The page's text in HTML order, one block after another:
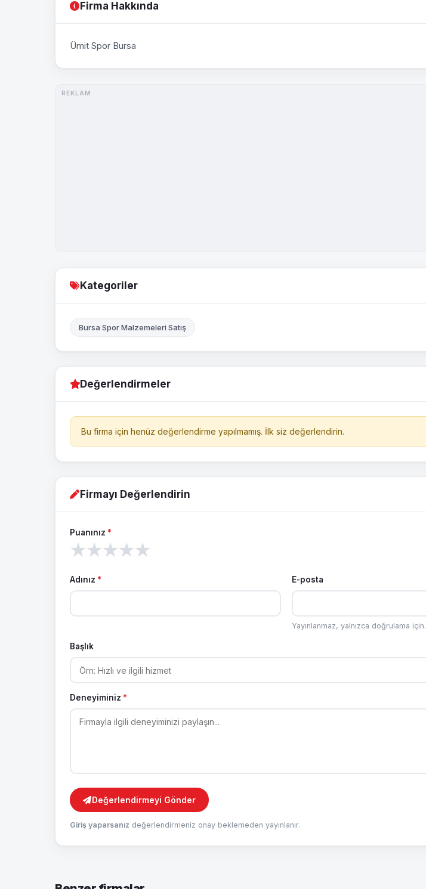
Firma Hakkında
Ümit Spor Bursa
Kategoriler
Bursa Spor Malzemeleri Satış
Değerlendirmeler
Bu firma için henüz değerlendirme yapılmamış. İlk siz değerlendirin.
Firmayı Değerlendirin
Puanınız *
★
★
★
★
★
Adınız * E-posta
Yayınlanmaz, yalnızca doğrulama için.
Başlık
Deneyiminiz *
Değerlendirmeyi Gönder
Giriş yaparsanız değerlendirmeniz onay beklemeden yayınlanır.